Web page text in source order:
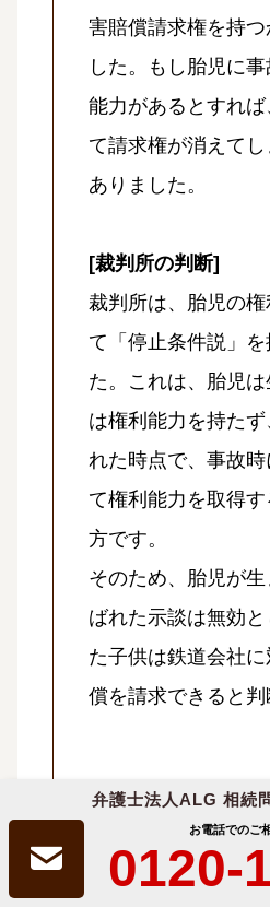
弁護士法人ALG 相続
お電話でのご
0120-
害賠償請求権を持
した。もし胎児に
能力があるとすれ
て請求権が消えて
ありました。
[裁判所の判断]
裁判所は、胎児の
て「停止条件説」を
た。これは、胎児
は権利能力を持たず
れた時点で、事故
て権利能力を取得す
方です。
そのため、胎児が
ばれた示談は無効
た子供は鉄道会社
償を請求できると判